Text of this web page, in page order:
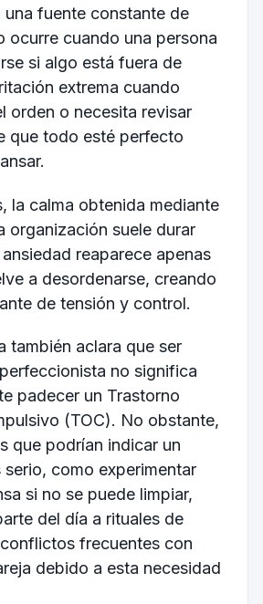
una fuente constante de
ocurre cuando una persona
si algo está fuera de
extrema cuando
orden o necesita revisar
que todo esté perfecto
la calma obtenida mediante
organización suele durar
reaparece apenas
a desordenarse, creando
de tensión y control.
también aclara que ser
no significa
padecer un Trastorno
(TOC). No obstante,
que podrían indicar un
serio, como experimentar
si no se puede limpiar,
del día a rituales de
frecuentes con
debido a esta necesidad